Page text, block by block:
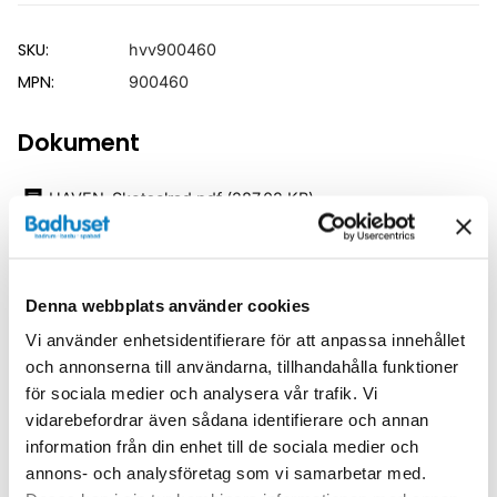
Denna webbplats använder cookies
Vi använder enhetsidentifierare för att anpassa innehållet
och annonserna till användarna, tillhandahålla funktioner
för sociala medier och analysera vår trafik. Vi
vidarebefordrar även sådana identifierare och annan
information från din enhet till de sociala medier och
annons- och analysföretag som vi samarbetar med.
SKU: hvv900460
MPN: 900460
Dokument
HAVEN-Skotselrad.pdf (287.02 KB)
Badrumsmöbler